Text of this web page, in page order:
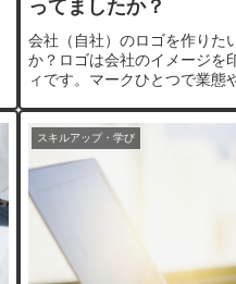
ってましたか？
会社（自社）のロゴを作りた
か？ロゴは会社のイメージを
ィです。マークひとつで業態
いわけあの会社のロ...
スキルアップ・学び